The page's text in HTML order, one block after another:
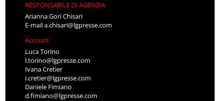
RESPONSABILE DI AGENZIA
Arianna Gori Chisari
E-maila.chisari@lgpresse.com
Account
Luca Torino
l.torino@lgpresse.com
Ivana Cretier
i.cretier@lgpresse.com
Daniele Fimiano
d.fimiano@lgpresse.com